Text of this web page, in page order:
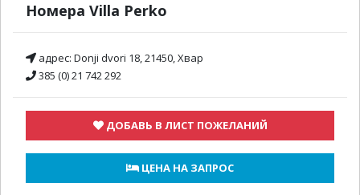
Номера Villa Perko
адрес: Donji dvori 18, 21450, Хвар
385 (0) 21 742 292
ДОБАВЬ В ЛИСТ ПОЖЕЛАНИЙ
ЦЕНА НА ЗАПРОС